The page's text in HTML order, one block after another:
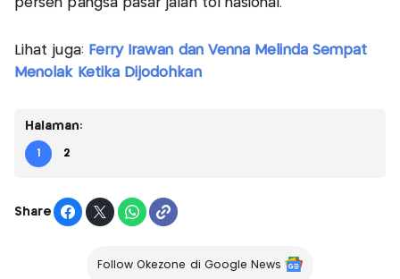
persen pangsa pasar jalan tol nasional.
Lihat juga: Ferry Irawan dan Venna Melinda Sempat
Menolak Ketika Dijodohkan
Halaman:
1 2
Share
Follow Okezone di Google News